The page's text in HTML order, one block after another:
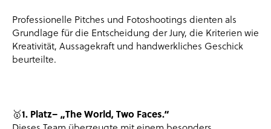
Professionelle Pitches und Fotoshootings dienten als
Grundlage für die Entscheidung der Jury, die Kriterien wie
Kreativität, Aussagekraft und handwerkliches Geschick
beurteilte.
🥇1. Platz– „The World, Two Faces.“